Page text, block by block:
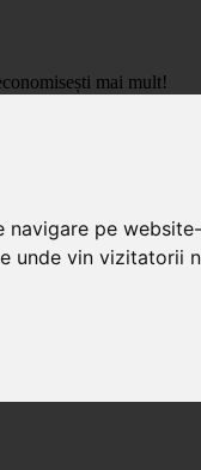
pe
unde vin vizitatorii
mai mult!